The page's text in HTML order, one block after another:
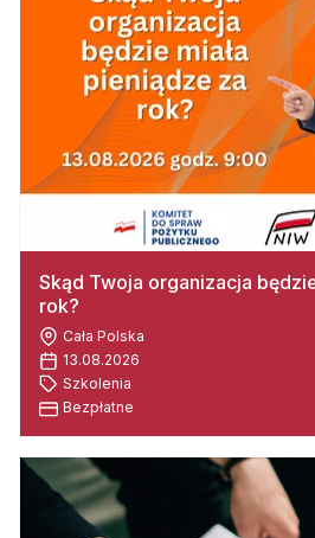
Skąd Twoja organizacja
rok?
Cała Polska
13.08.2026
Szkolenia
Bezpłatne